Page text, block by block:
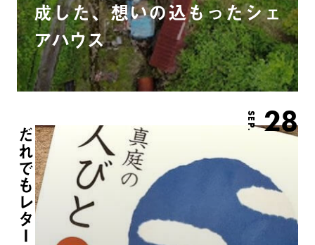
成した、想いの込もったシェ
アハウス
SEP. 28
だれでもレター